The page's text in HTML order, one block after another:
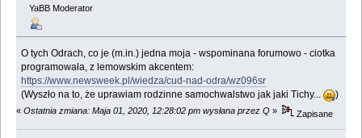
YaBB Moderator
O tych Odrach, co je (m.in.) jedna moja - wspominana forumowo - ciotka
programowała, z lemowskim akcentem:
https://www.newsweek.pl/wiedza/cud-nad-odra/wz096sr
(Wyszło na to, że uprawiam rodzinne samochwalstwo jak jaki Tichy...
)
« Ostatnia zmiana: Maja 01, 2020, 12:28:02 pm wysłana przez Q » Zapisane